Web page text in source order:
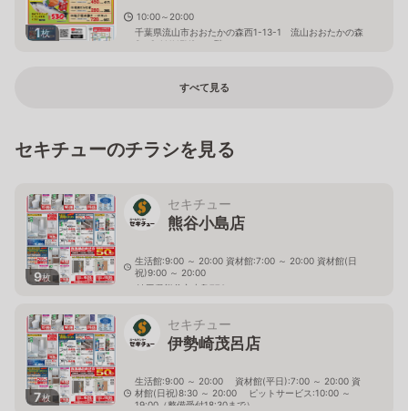
1枚
10:00～20:00
千葉県流山市おおたかの森西1-13-1 流山おおたかの森
S・C ANNEX2 １階
すべて見る
セキチューのチラシを見る
9枚
セキチュー
熊谷小島店
生活館:9:00 ～ 20:00 資材館:7:00 ～ 20:00 資材館(日
祝)9:00 ～ 20:00
埼玉県熊谷市小島770
7枚
セキチュー
伊勢崎茂呂店
生活館:9:00 ～ 20:00 資材館(平日):7:00 ～ 20:00 資
材館(日祝)8:30 ～ 20:00 ピットサービス:10:00 ～
19:00（整備受付18:30まで）